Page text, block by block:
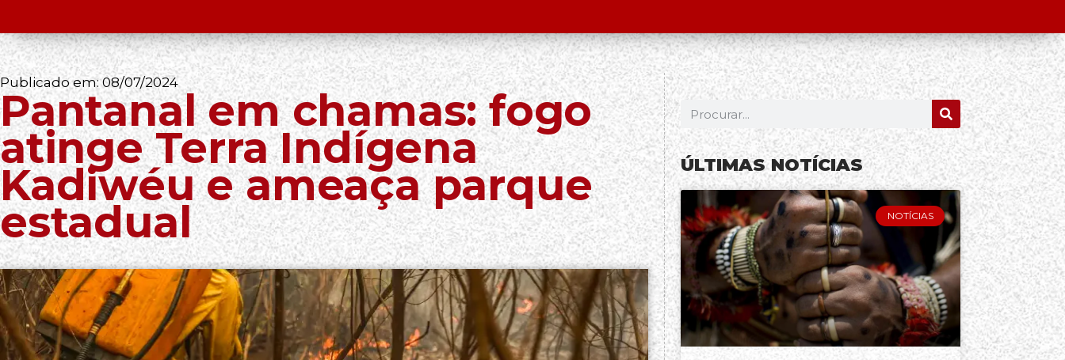
Publicado em:08/07/2024
Pantanal em chamas: fogo
atinge Terra Indígena
Kadiwéu e ameaça parque
estadual
ÚLTIMAS NOTÍCIAS
NOTÍCIAS